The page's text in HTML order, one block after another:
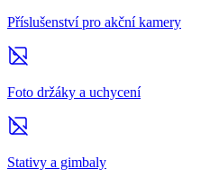
Příslušenství pro akční kamery
Foto držáky a uchycení
Stativy a gimbaly